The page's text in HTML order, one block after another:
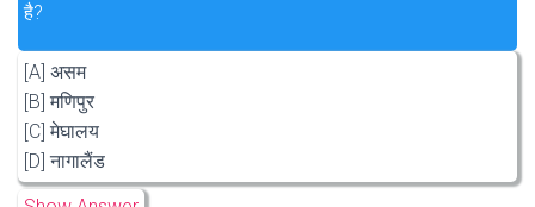
है?
[A] असम
[B] मणिपुर
[C] मेघालय
[D] नागालैंड